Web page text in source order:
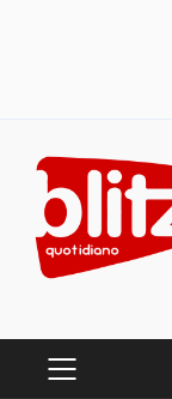
content
PRIMARY